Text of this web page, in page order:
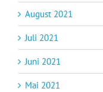
August 2021
Juli 2021
Juni 2021
Mai 2021